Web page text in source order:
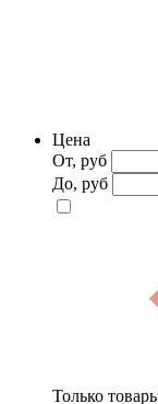
Цена
От, руб
До, руб
Только